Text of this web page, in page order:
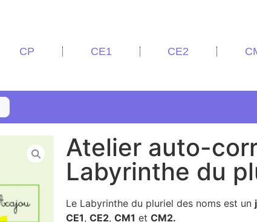
CP CE1 CE2
Atelier auto-
Labyrinthe du
Le Labyrinthe du pluriel des noms est un
CE1, CE2, CM1 et CM2.